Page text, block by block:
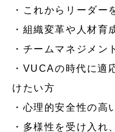
・これからリーダー
・組織変革や人材育
・チームマネジメン
・VUCAの時代に適
けたい方
・心理的安全性の高
・多様性を受け入れ